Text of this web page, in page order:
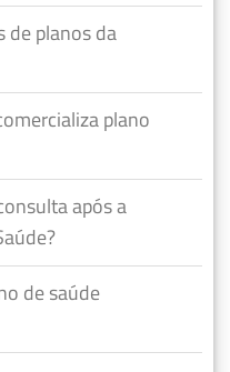
de planos da
plano
após a
de saúde